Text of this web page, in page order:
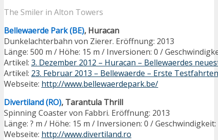
The Smiler in Alton Towers
Bellewaerde Park (BE), Huracan
Dunkelachterbahn von Zierer. Eröffnung: 2013
Länge: 500 m / Höhe: 15 m / Inversionen: 0 /
Artikel: 3. Dezember 2012 – Huracan – Bellewaerdes
Artikel: 23. Februar 2013 – Bellewaerde – Erste
Webseite: http://www.bellewaerdepark.be/
Divertiland (RO), Tarantula Thrill
Spinning Coaster von Fabbri. Eröffnung: 2013
Länge: ? m / Höhe: 15 m / Inversionen: 0 /
Webseite: http://www.divertiland.ro